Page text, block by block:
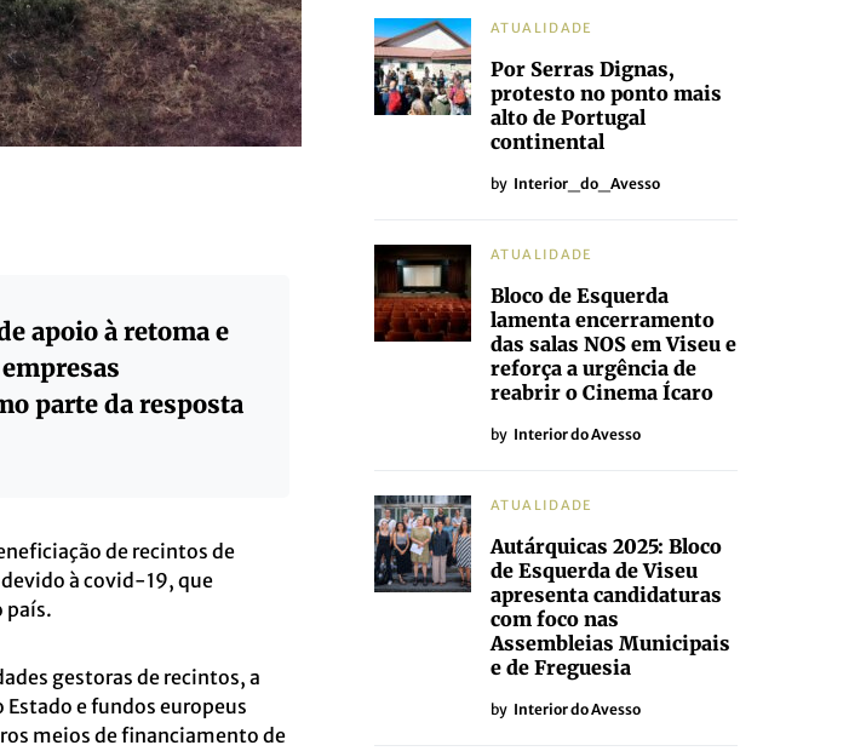
apoio à retoma e
parte da resposta
de recintos de
à covid-19, que
país.
gestoras de recintos, a
Estado e fundos europeus
meios de financiamento de
ATUALIDADE
Por Serras Dignas,
protesto no ponto mais
alto de Portugal
continental
by Interior_do_Avesso
ATUALIDADE
Bloco de Esquerda
lamenta encerramento
das salas NOS em Viseu e
reforça a urgência de
reabrir o Cinema Ícaro
by Interior do Avesso
ATUALIDADE
Autárquicas 2025: Bloco
de Esquerda de Viseu
apresenta candidaturas
com foco nas
Assembleias Municipais
e de Freguesia
by Interior do Avesso